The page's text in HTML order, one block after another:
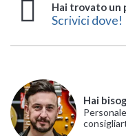
Hai trovato un
Scrivici dove!
Hai